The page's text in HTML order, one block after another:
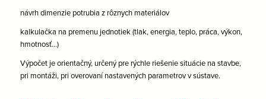
návrh dimenzie potrubia z rôznych materiálov
kalkulačka na premenu jednotiek (tlak, energia, teplo, práca, výkon,
hmotnosť…)
Výpočet je orientačný, určený pre rýchle riešenie situácie na stavbe,
pri montáži, pri overovaní nastavených parametrov v sústave.